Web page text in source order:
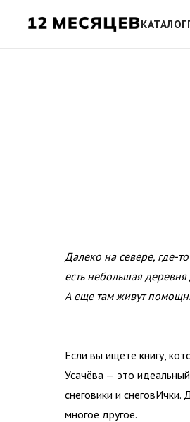
КАТАЛОГ
Далеко на севере, где-
есть небольшая
А еще там живут
Если вы ищете книгу,
Усачёва — это
снеговики и
многое другое.